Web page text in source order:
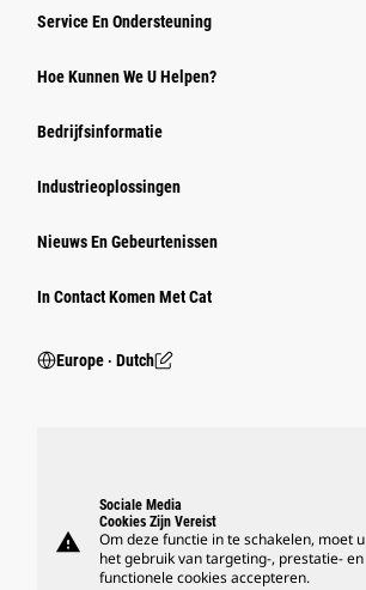
Service En Ondersteuning
Hoe Kunnen We U Helpen?
Bedrijfsinformatie
Industrieoplossingen
Nieuws En Gebeurtenissen
In Contact Komen Met Cat
Europe ‧ Dutch
warning
Sociale Media
Cookies Zijn Vereist
Om deze functie in te schakelen, moet u
het gebruik van targeting-, prestatie- en
functionele cookies accepteren.